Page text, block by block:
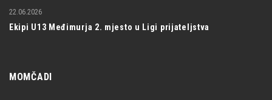
Ekipi U13 Međimurja 2. mjesto u Ligi prijateljstva
22.06.2026
MOMČADI